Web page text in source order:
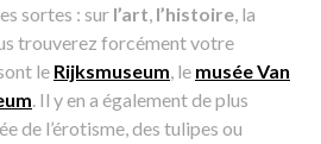
sortes : sur l’art, l’histoire, la
trouverez forcément votre
le Rijksmuseum, le musée Van
. Il y en a également de plus
de l’érotisme, des tulipes ou